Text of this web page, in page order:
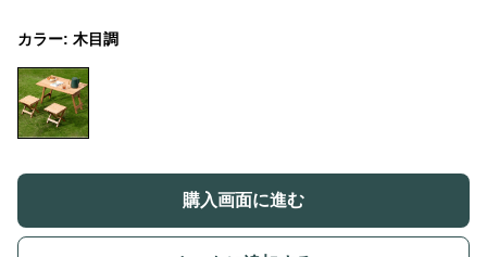
カラー: 木目調
購入画面に進む